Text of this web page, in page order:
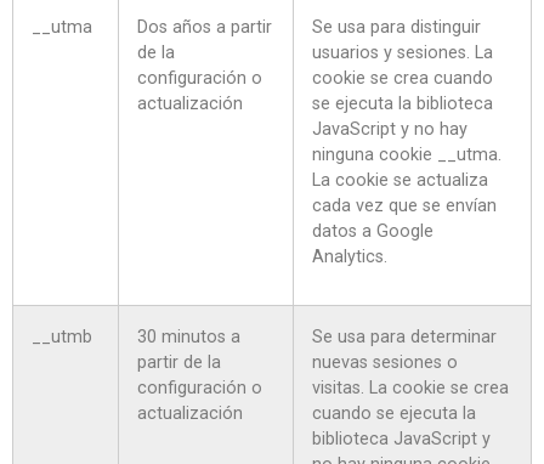
__utma
Dos años a partir
de la
configuración o
actualización
Se usa para distinguir
usuarios y sesiones. La
cookie se crea cuando
se ejecuta la biblioteca
JavaScript y no hay
ninguna cookie __utma.
La cookie se actualiza
cada vez que se envían
datos a Google
Analytics.
__utmb
30 minutos a
partir de la
configuración o
actualización
Se usa para determinar
nuevas sesiones o
visitas. La cookie se crea
cuando se ejecuta la
biblioteca JavaScript y